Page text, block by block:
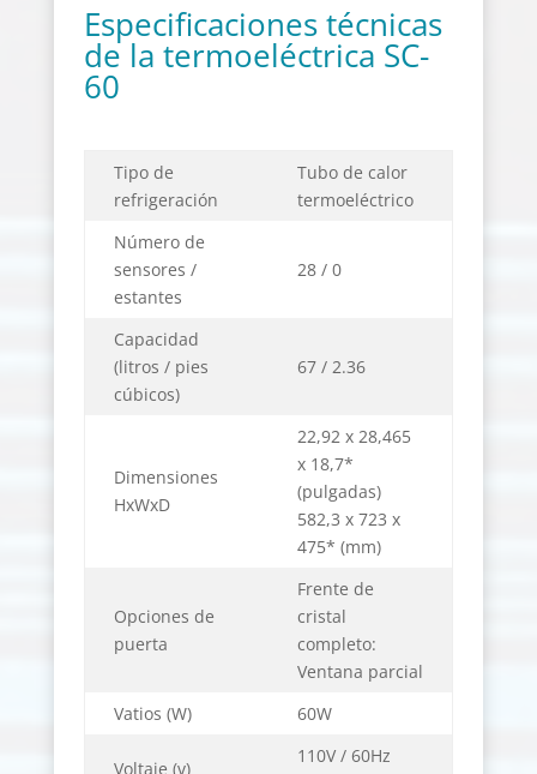
Especificaciones técnicas
de la termoeléctrica SC-
60
Tipo de
refrigeración
Tubo de calor
termoeléctrico
Número de
sensores /
estantes
28 / 0
Capacidad
(litros / pies
cúbicos)
67 / 2.36
Dimensiones
HxWxD
22,92 x 28,465
x 18,7*
(pulgadas)
582,3 x 723 x
475* (mm)
Opciones de
puerta
Frente de
cristal
completo:
Ventana parcial
Vatios (W)
60W
Voltaje (v)
110V / 60Hz